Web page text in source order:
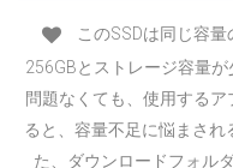
このSSDは同じ容
256GBとストレージ容量
問題なくても、使用する
ると、容量不足に悩まされ
た、ダウンロードフォル